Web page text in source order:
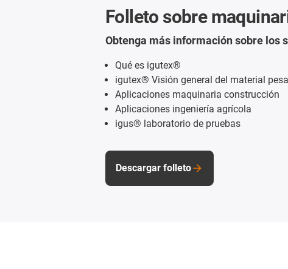
Folleto sobre
Obtenga más información sobre los
Qué es igutex®
igutex® Visión general del material
Aplicaciones maquinaria construcción
Aplicaciones ingeniería agrícola
igus® laboratorio de pruebas
Descargar folleto